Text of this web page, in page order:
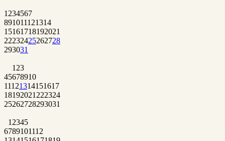
1 234567
891011121314
15161718192021
22232425262728
293031
1 23
45678910
11121314151617
18192021 222324
25262728293031
1 2345
6789101112